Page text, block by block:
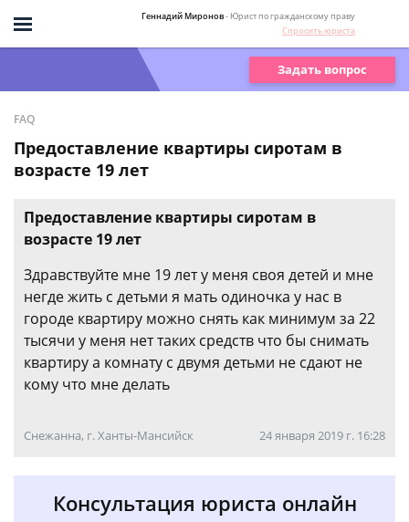
Геннадий Миронов- Юрист по гражданскому праву
Спросить юриста
Задать вопрос
FAQ
Предоставление квартиры сиротам в
возрасте 19 лет
Предоставление квартиры сиротам в
возрасте 19 лет
Здравствуйте мне 19 лет у меня своя детей и мне
негде жить с детьми я мать одиночка у нас в
городе квартиру можно снять как минимум за 22
тысячи у меня нет таких средств что бы снимать
квартиру а комнату с двумя детьми не сдают не
кому что мне делать
Снежанна, г. Ханты-Мансийск 24 января 2019 г. 16:28
Консультация юриста онлайн